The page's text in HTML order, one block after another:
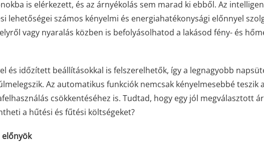
is elérkezett, és az árnyékolás sem marad ki ebből. Az
lehetőségei számos kényelmi és energiahatékonysági előnnyel
vagy nyaralás közben is befolyásolhatod a lakásod fény- és
és időzített beállításokkal is felszerelhetők, így a legnagyobb
Az automatikus funkciók nemcsak kényelmesebbé teszik
csökkentéséhez is. Tudtad, hogy egy jól megválasztott
a hűtési és fűtési költségeket?